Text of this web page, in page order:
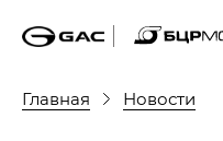
Главная Новости